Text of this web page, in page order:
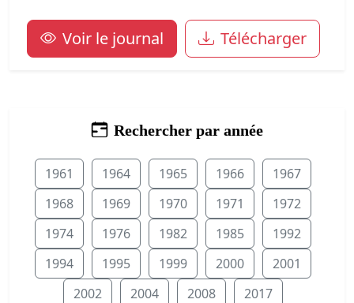
Voir le journal Télécharger
Rechercher par année
1961 1964 1965 1966
1967
1968
1969 1970 1971
1972
1974
1976 1982 1985
1992
1994
1995 1999 2000
2001
2002
2004 2008 2017